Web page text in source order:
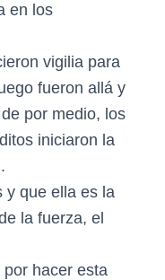
en los
vigilia para
fueron allá y
por medio, los
iniciaron la
y que ella es la
la fuerza, el
hacer esta